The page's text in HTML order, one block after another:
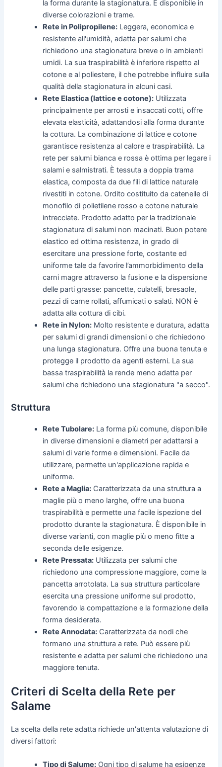
la forma durante la stagionatura. È disponibile in
diverse colorazioni e trame.
Rete in Polipropilene: Leggera, economica e
resistente all'umidità, adatta per salumi che
richiedono una stagionatura breve o in ambienti
umidi. La sua traspirabilità è inferiore rispetto al
cotone e al poliestere, il che potrebbe influire sulla
qualità della stagionatura in alcuni casi.
Rete Elastica (lattice e cotone): Utilizzata
principalmente per arrosti e insaccati cotti, offre
elevata elasticità, adattandosi alla forma durante
la cottura. La combinazione di lattice e cotone
garantisce resistenza al calore e traspirabilità. La
rete per salumi bianca e rossa è ottima per legare i
salami e salmistrati. È tessuta a doppia trama
elastica, composta da due fili di lattice naturale
rivestiti in cotone. Ordito costituito da catenelle di
monofilo di polietilene rosso e cotone naturale
intrecciate. Prodotto adatto per la tradizionale
stagionatura di salumi non macinati. Buon potere
elastico ed ottima resistenza, in grado di
esercitare una pressione forte, costante ed
uniforme tale da favorire l’ammorbidimento della
carni magre attraverso la fusione e la dispersione
delle parti grasse: pancette, culatelli, bresaole,
pezzi di carne rollati, affumicati o salati. NON è
adatta alla cottura di cibi.
Rete in Nylon: Molto resistente e duratura, adatta
per salumi di grandi dimensioni o che richiedono
una lunga stagionatura. Offre una buona tenuta e
protegge il prodotto da agenti esterni. La sua
bassa traspirabilità la rende meno adatta per
salumi che richiedono una stagionatura "a secco".
Struttura
Rete Tubolare: La forma più comune, disponibile
in diverse dimensioni e diametri per adattarsi a
salumi di varie forme e dimensioni. Facile da
utilizzare, permette un'applicazione rapida e
uniforme.
Rete a Maglia: Caratterizzata da una struttura a
maglie più o meno larghe, offre una buona
traspirabilità e permette una facile ispezione del
prodotto durante la stagionatura. È disponibile in
diverse varianti, con maglie più o meno fitte a
seconda delle esigenze.
Rete Pressata: Utilizzata per salumi che
richiedono una compressione maggiore, come la
pancetta arrotolata. La sua struttura particolare
esercita una pressione uniforme sul prodotto,
favorendo la compattazione e la formazione della
forma desiderata.
Rete Annodata: Caratterizzata da nodi che
formano una struttura a rete. Può essere più
resistente e adatta per salumi che richiedono una
maggiore tenuta.
Criteri di Scelta della Rete per
Salame
La scelta della rete adatta richiede un'attenta valutazione di
diversi fattori:
Tipo di Salume: Ogni tipo di salume ha esigenze